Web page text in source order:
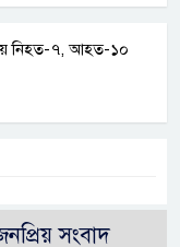
নিহত-৭, আহত-১০
সংবাদ